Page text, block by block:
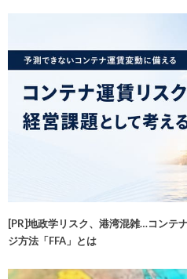
[PR]地政学リスク、港湾混雑…コンテ
ジ方法「FFA」とは